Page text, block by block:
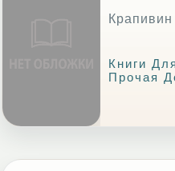
Книги
Прочая